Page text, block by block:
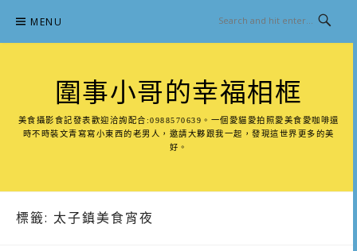
content
MENU
圍事小哥的幸福相框
美食攝影食記發表歡迎洽詢配合:0988570639。一個愛貓愛拍照愛美食愛咖啡還
時不時裝文青寫寫小東西的老男人，邀請大夥跟我一起，發現這世界更多的美
好。
標籤: 太子鎮美食宵夜